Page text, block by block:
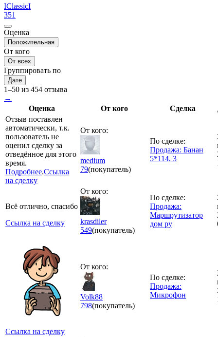
IClassicI
351
Оценка
Положительная
От кого
От всех
Группировать по
Дате
1–50 из 454 отзыва
→
Оценка
От кого Сделка
Отзыв поставлен
автоматически, т.к.
пользователь не
оценил сделку за
отведённое для этого
время.
Подробнее.Ссылка
на сделку
От кого:
medium
79(покупатель)
По сделке:
Продажа: Банан
5*114, 3
Всё отлично, спасибо
Ссылка на сделку
От кого:
krasdiler
549(покупатель)
По сделке:
Продажа:
Маршрутизатор
дом ру
Ссылка на сделку
От кого:
Volk88
798(покупатель)
По сделке:
Продажа:
Микрофон